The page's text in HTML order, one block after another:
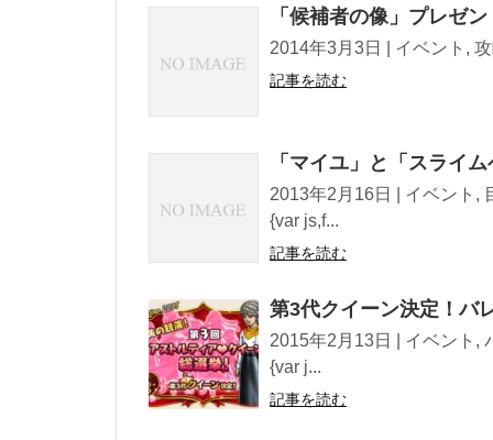
「候補者の像」プレゼ
2014年3月3日 | イベント,
記事を読む
「マイユ」と「スライ
2013年2月16日 | イベント
{var js,f...
記事を読む
第3代クイーン決定！バ
2015年2月13日 | イベント
{var j...
記事を読む